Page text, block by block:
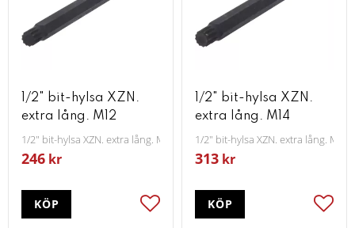
1/2" bit-hylsa XZN.
extra lång. M12
1/2" bit-hylsa XZN. extra lång. M12
246 kr
Lägg till i favoriter
KÖP
1/2" bit-hylsa XZN.
extra lång. M14
1/2" bit-hylsa XZN. extra lång. M14
313 kr
KÖP